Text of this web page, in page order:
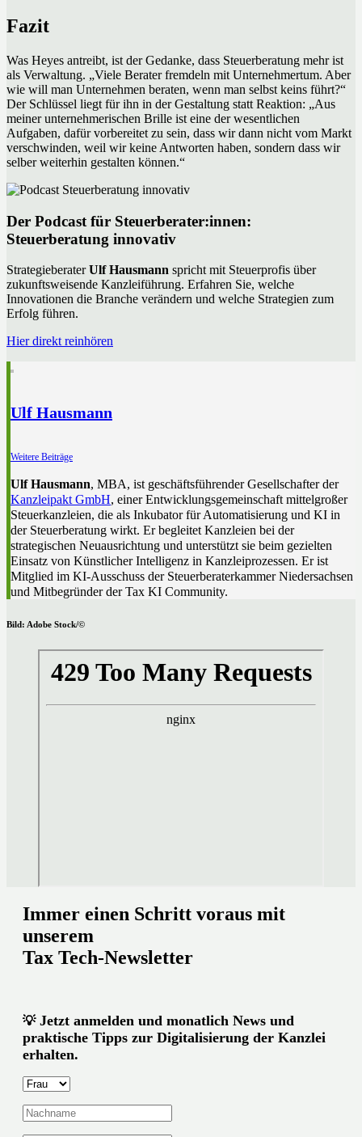
Fazit
Was Heyes antreibt, ist der Gedanke, dass Steuerberatung mehr ist
als Verwaltung. „Viele Berater fremdeln mit Unternehmertum. Aber
wie will man Unternehmen beraten, wenn man selbst keins führt?“
Der Schlüssel liegt für ihn in der Gestaltung statt Reaktion: „Aus
meiner unternehmerischen Brille ist eine der wesentlichen
Aufgaben, dafür vorbereitet zu sein, dass wir dann nicht vom Markt
verschwinden, weil wir keine Antworten haben, sondern dass wir
selber weiterhin gestalten können.“
Der Podcast für Steuerberater:innen:
Steuerberatung innovativ
StrategieberaterUlf Hausmann spricht mit Steuerprofis über
zukunftsweisende Kanzleiführung. Erfahren Sie, welche
Innovationen die Branche verändern und welche Strategien zum
Erfolg führen.
Hier direkt reinhören
Ulf Hausmann
Weitere Beiträge
Ulf Hausmann, MBA, ist geschäftsführender Gesellschafter der
Kanzleipakt GmbH, einer Entwicklungsgemeinschaft mittelgroßer
Steuerkanzleien, die als Inkubator für Automatisierung und KI in
der Steuerberatung wirkt. Er begleitet Kanzleien bei der
strategischen Neuausrichtung und unterstützt sie beim gezielten
Einsatz von Künstlicher Intelligenz in Kanzleiprozessen. Er ist
Mitglied im KI-Ausschuss der Steuerberaterkammer Niedersachsen
und Mitbegründer der Tax KI Community.
Bild: Adobe Stock/©
Immer einen Schritt voraus mit
unserem
Tax Tech-Newsletter
💡Jetzt anmelden und monatlich News und
praktische Tipps zur Digitalisierung der Kanzlei
erhalten.